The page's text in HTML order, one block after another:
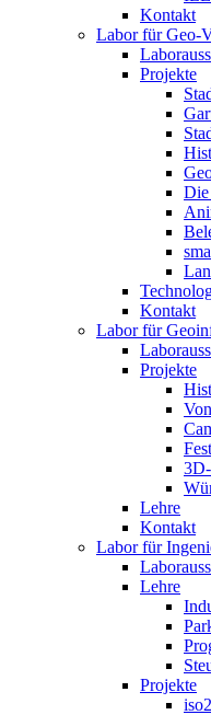
Kontakt
Labor für Geo-
Projekte
Die
Kontakt
Labor für
Projekte
Lehre
Kontakt
Labor für
Lehre
Projekte